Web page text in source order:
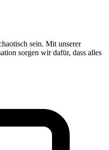
sein. Mit unserer
sorgen wir dafür, dass alles